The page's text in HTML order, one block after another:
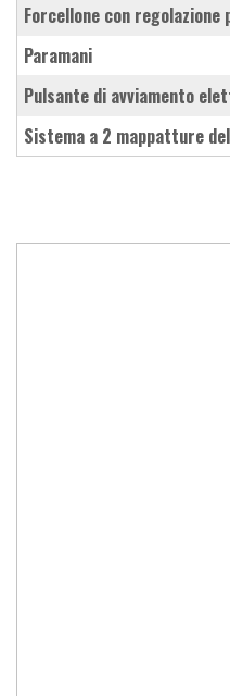
forcellone con
paramani
pulsante di avviamento
sistema a 2 mappatture